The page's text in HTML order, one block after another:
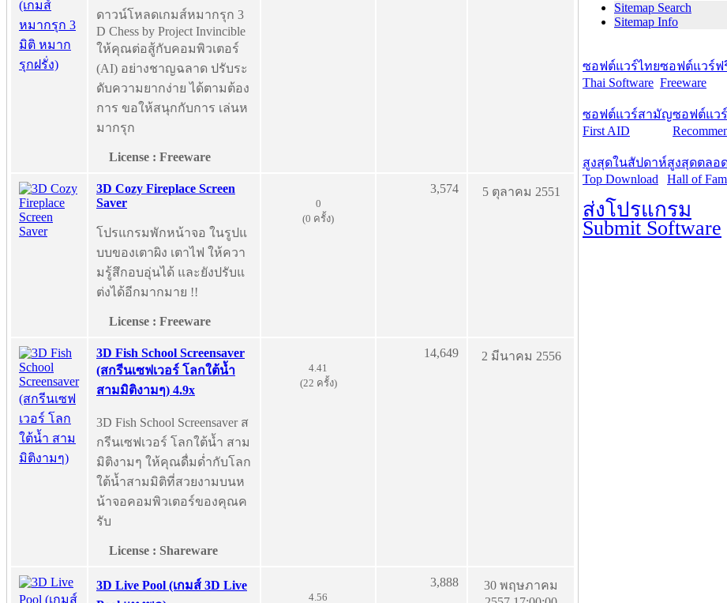
ดาวน์โหลดเกมส์หมากรุก 3
D Chess by Project Invincible
ให้คุณต่อสู้กับคอมพิวเตอร์
(AI) อย่างชาญฉลาด ปรับระ
ดับความยากง่าย ได้ตามต้อง
การ ขอให้สนุกกับการ เล่นห
มากรุก
License : Freeware
3D Cozy Fireplace Screen
Saver
โปรแกรมพักหน้าจอ ในรูปแ
บบของเตาผิง เตาไฟ ให้ควา
มรู้สึกอบอุ่นได้ และยังปรับแ
ต่งได้อีกมากมาย !!
License : Freeware
0
(0 ครั้ง)
3,574 5 ตุลาคม 2551
3D Fish School Screensaver
(สกรีนเซฟเวอร์ โลกใต้น้ำ
สามมิติงามๆ) 4.9x
3D Fish School Screensaver ส
กรีนเซฟเวอร์ โลกใต้น้ำ สาม
มิติงามๆ ให้คุณดื่มด่ำกับโลก
ใต้น้ำสามมิติที่สวยงามบนห
น้าจอคอมพิวเตอร์ของคุณค
รับ
License : Shareware
4.41
(22 ครั้ง)
14,649 2 มีนาคม 2556
3D Live Pool (เกมส์ 3D Live
4.56
3,888
30 พฤษภาคม
Sitemap Search
Sitemap Info
ซอฟต์แวร์ไทย
Thai Software
ซอฟต์แวร์ฟ
Freeware
ซอฟต์แวร์สามัญ
First AID
ซอฟต์แว
สูงสุดในสัปดาห์
Top Download
สูงสุดตลอ
Hall of
ส่งโปรแกรม
Submit Software